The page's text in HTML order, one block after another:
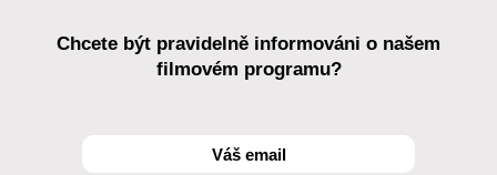
Chcete být pravidelně informováni o našem
filmovém programu?